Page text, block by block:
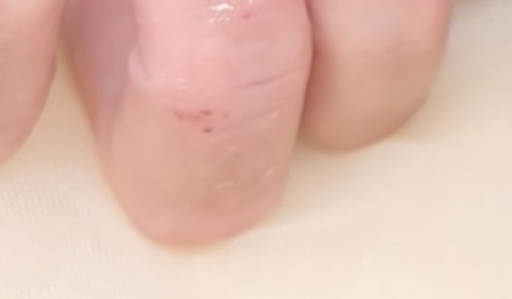
ご質問
流れ